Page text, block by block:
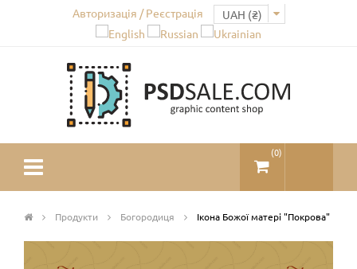
Авторизація / Реєстрація
(0)
Продукти Богородиця Ікона Божої матері "Покрова"